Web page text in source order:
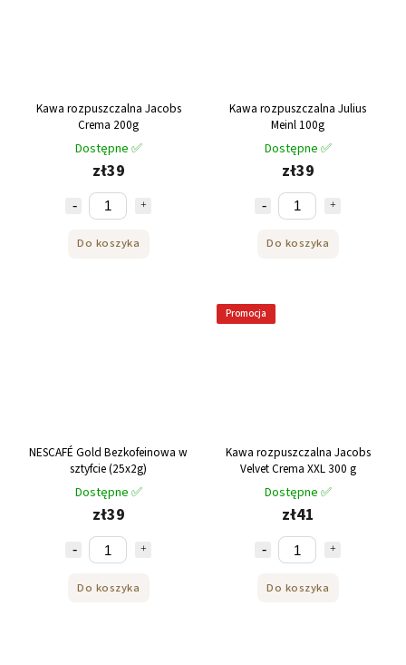
Kawa rozpuszczalna Jacobs
Crema 200g
Dostępne ✅
zł39
Do koszyka
Kawa rozpuszczalna Julius
Meinl 100g
Dostępne ✅
zł39
Do koszyka
NESCAFÉ Gold Bezkofeinowa w
sztyfcie (25x2g)
Dostępne ✅
zł39
Do koszyka
Promocja
Kawa rozpuszczalna Jacobs
Velvet Crema XXL 300 g
Dostępne ✅
zł41
Do koszyka